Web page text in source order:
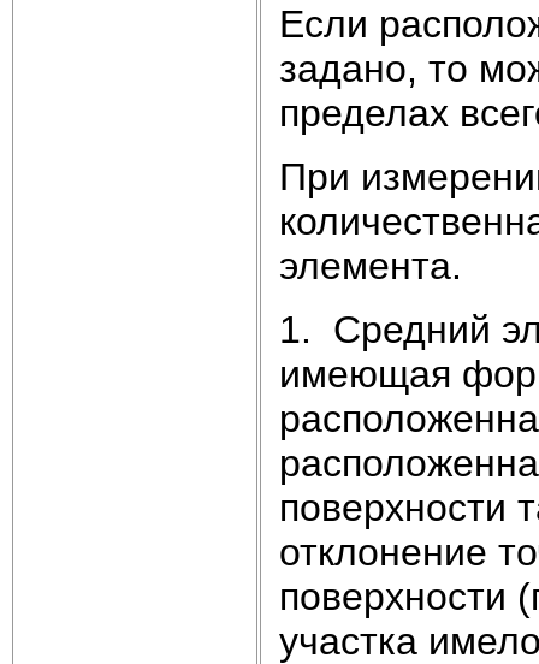
Если
задано, то
пределах
При
элемента.
1. Средний
имеющая
поверхности
отклонение
поверхности
участка